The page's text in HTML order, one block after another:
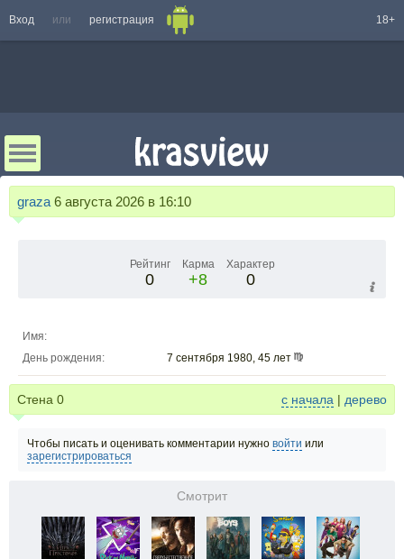
Вход или регистрация 18+
graza 6 августа 2026 в 16:10
Рейтинг
0
Карма
+8
Характер
0
Имя:
День рождения:
7 сентября 1980, 45 лет
Стена 0 с начала | дерево
Чтобы писать и оценивать комментарии нужно войти или
зарегистрироваться
Смотрит